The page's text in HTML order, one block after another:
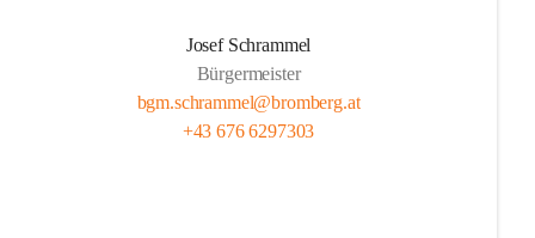
Josef Schrammel
Bürgermeister
bgm.schrammel@bromberg.at
+43 676 6297303